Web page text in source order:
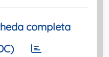
completa